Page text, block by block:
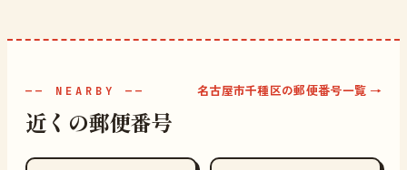
—— NEARBY ——
近くの郵便番号
名古屋市千種区の郵便番号一覧 →